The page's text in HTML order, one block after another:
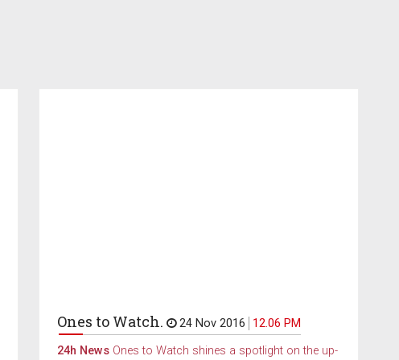
Ones to Watch. 24 Nov 2016
12.06 PM
24h NewsOnes to Watch shines a spotlight on the up-